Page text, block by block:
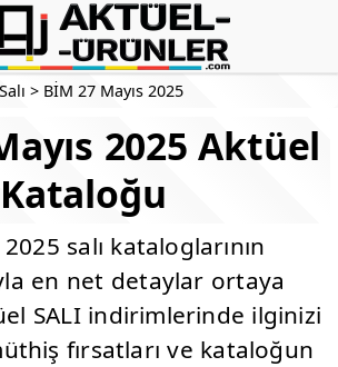
> BİM 27 Mayıs 2025
2025 Aktüel
salı kataloglarının
en net detaylar ortaya
SALI indirimlerinde ilginizi
fırsatları ve kataloğun